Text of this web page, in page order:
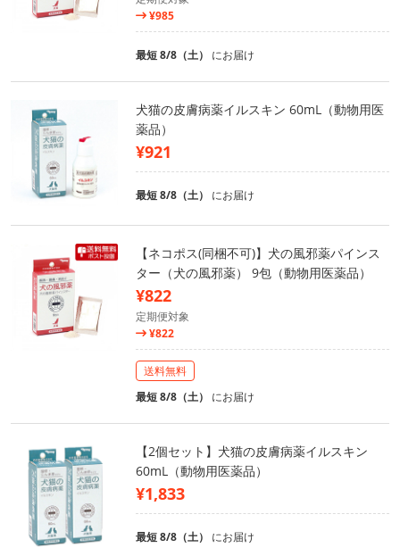
¥985
最短 8/8（土） にお届け
犬猫の皮膚病薬イルスキン 60mL（動物用医
薬品）
¥921
最短 8/8（土） にお届け
【ネコポス(同梱不可)】犬の風邪薬パインス
ター（犬の風邪薬） 9包（動物用医薬品）
¥822
定期便対象
¥822
送料無料
最短 8/8（土） にお届け
【2個セット】犬猫の皮膚病薬イルスキン
60mL（動物用医薬品）
¥1,833
最短 8/8（土） にお届け